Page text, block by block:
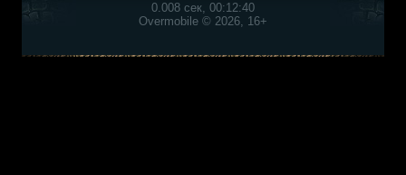
0.008 сек, 00:12:40
Overmobile © 2026, 16+